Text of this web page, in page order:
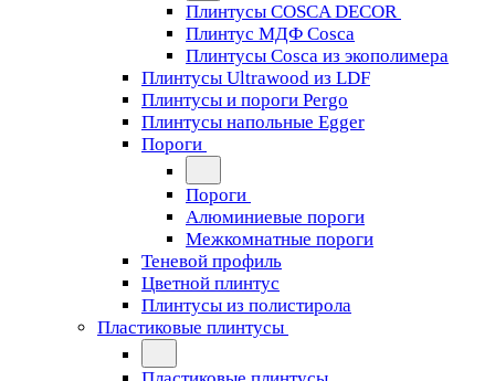
Плинтусы COSCA DECOR
Плинтус МДФ Cosca
Плинтусы Cosca из экополимера
Плинтусы Ultrawood из LDF
Плинтусы и пороги Pergo
Плинтусы напольные Egger
Пороги
Пороги
Алюминиевые пороги
Межкомнатные пороги
Теневой профиль
Цветной плинтус
Плинтусы из полистирола
Пластиковые плинтусы